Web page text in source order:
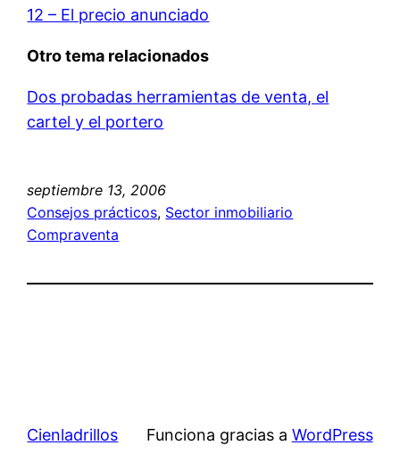
12 – El precio anunciado
Otro tema relacionados
Dos probadas herramientas de venta, el
cartel y el portero
septiembre 13, 2006
Consejos prácticos, Sector inmobiliario
Compraventa
Cienladrillos Funciona gracias a WordPress